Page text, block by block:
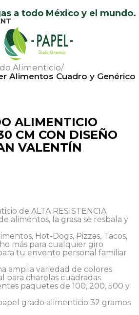
a todo México y el mundo.
Alimenticio
Alimentos Cuadro y Genérico
ALIMENTICIO
CM CON DISEÑO
VALENTÍN
de ALTA RESISTENCIA
alimentos, la grasa se resbala y
Hot-Dogs, Pizzas, Tacos,
más para cualquier giro
tu envento personal familiar
amplia variedad de colores
para charolas cuadradas
paquetes de 100, 200, 500 y
grado alimenticio 32 gramos